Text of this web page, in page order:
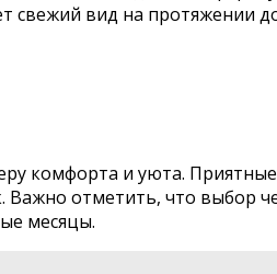
вид на протяжении
комфорта и уюта.
отметить, что выбор
месяцы.